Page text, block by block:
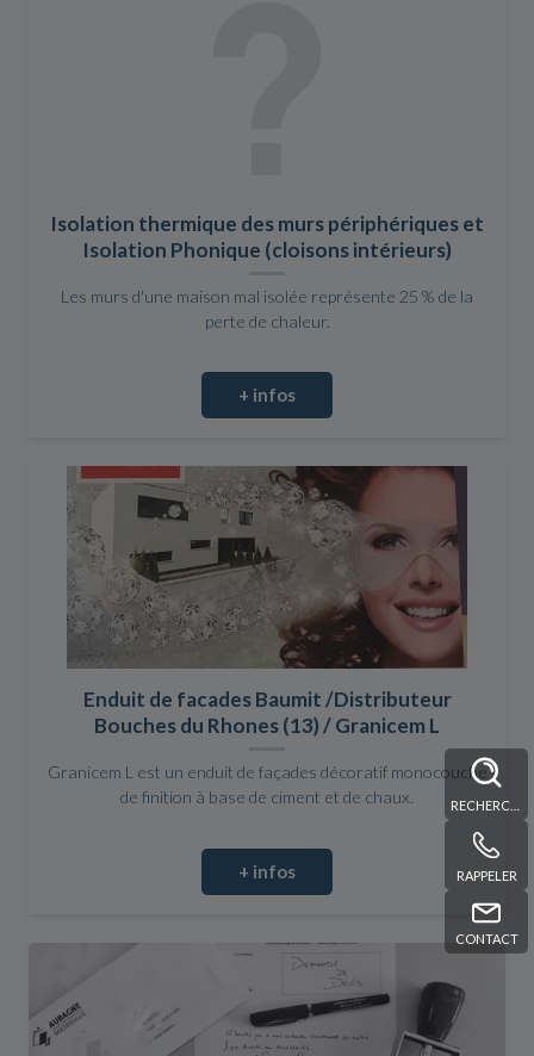
RAPPELER
CONTACT
Isolation thermique des murs périphériques et
Isolation Phonique (cloisons intérieurs)
Les murs d'une maison mal isolée représente 25 % de la
perte de chaleur.
+ infos
Enduit de facades Baumit /Distributeur
Bouches du Rhones (13) / Granicem L
Granicem L est un enduit de façades décoratif monocouche
de finition à base de ciment et de chaux.
+ infos